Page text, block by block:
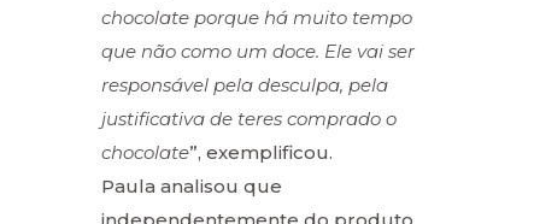
chocolate porque há muito tempo
que não como um doce. Ele vai ser
responsável pela desculpa, pela
justificativa de teres comprado o
chocolate”, exemplificou.
Paula analisou que